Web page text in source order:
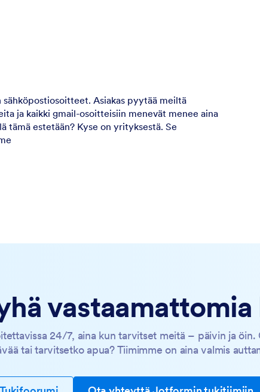
Asiakas pyytää meiltä
ja kaikki gmail-osoitteisiin menevät menee aina
tämä estetään? Kyse on yrityksestä. Se
24/7, aina kun tarvitset meitä – päivin ja öin.
tai tarvitsetko apua? Tiimimme on aina valmis